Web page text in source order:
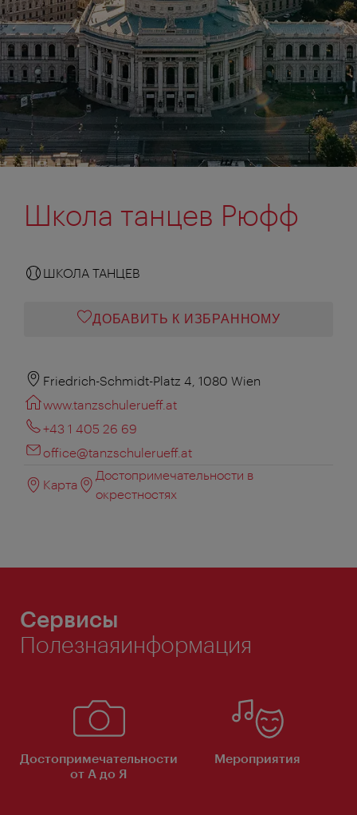
Школа танцев Рюфф
ШКОЛА ТАНЦЕВ
ДОБАВИТЬ К ИЗБРАННОМУ
Friedrich-Schmidt-Platz 4, 1080 Wien
www.tanzschulerueff.at
+43 1 405 26 69
office@tanzschulerueff.at
Карта
Достопримечательности в
окрестностях
Сервисы
Полезнаяинформация
Достопримечательности
от А до Я
Мероприятия